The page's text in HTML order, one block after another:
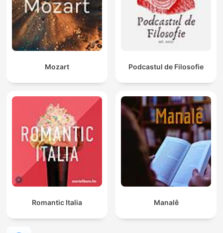
Mozart Podcastul de Filosofie
Romantic Italia Manalê